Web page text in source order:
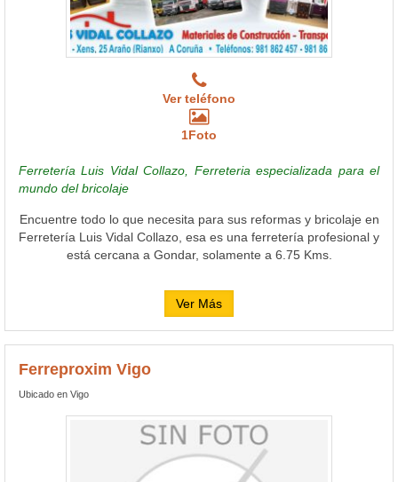
Ver teléfono
1Foto
Ferretería Luis Vidal Collazo, Ferreteria especializada para el
mundo del bricolaje
Encuentre todo lo que necesita para sus reformas y bricolaje en
Ferretería Luis Vidal Collazo, esa es una ferretería profesional y
está cercana a Gondar, solamente a 6.75 Kms.
Ver Más
Ferreproxim Vigo
Ubicado en Vigo